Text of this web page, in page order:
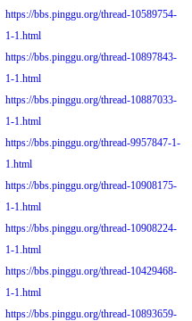
https://bbs.pinggu.org/thread-10589754-
1-1.html
https://bbs.pinggu.org/thread-10897843-
1-1.html
https://bbs.pinggu.org/thread-10887033-
1-1.html
https://bbs.pinggu.org/thread-9957847-1-
1.html
https://bbs.pinggu.org/thread-10908175-
1-1.html
https://bbs.pinggu.org/thread-10908224-
1-1.html
https://bbs.pinggu.org/thread-10429468-
1-1.html
https://bbs.pinggu.org/thread-10893659-